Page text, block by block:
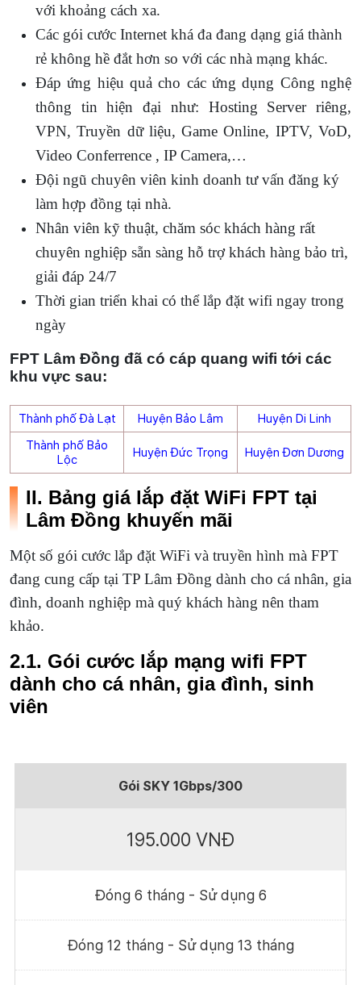
với khoảng cách xa.
Các gói cước Internet khá đa đang dạng giá thành
rẻ không hề đắt hơn so với các nhà mạng khác.
Đáp ứng hiệu quả cho các ứng dụng Công nghệ
thông tin hiện đại như: Hosting Server riêng,
VPN, Truyền dữ liệu, Game Online, IPTV, VoD,
Video Conferrence , IP Camera,…
Đội ngũ chuyên viên kinh doanh tư vấn đăng ký
làm hợp đồng tại nhà.
Nhân viên kỹ thuật, chăm sóc khách hàng rất
chuyên nghiệp sẵn sàng hỗ trợ khách hàng bảo trì,
giải đáp 24/7
Thời gian triển khai có thể lắp đặt wifi ngay trong
ngày
FPT Lâm Đồng đã có cáp quang wifi tới các
khu vực sau:
Thành phố Đà Lạt Huyện Bảo Lâm
Huyện Di Linh
Thành phố Bảo
Lộc
Huyện Đức Trọng Huyện Đơn Dương
II. Bảng giá lắp đặt WiFi FPT tại
Lâm Đồng khuyến mãi
Một số gói cước lắp đặt WiFi và truyền hình mà FPT
đang cung cấp tại TP Lâm Đồng dành cho cá nhân, gia
đình, doanh nghiệp mà quý khách hàng nên tham
khảo.
2.1. Gói cước lắp mạng wifi FPT
dành cho cá nhân, gia đình, sinh
viên
Gói SKY 1Gbps/300
195.000 VNĐ
Đóng 6 tháng - Sử dụng 6
Đóng 12 tháng - Sử dụng 13 tháng